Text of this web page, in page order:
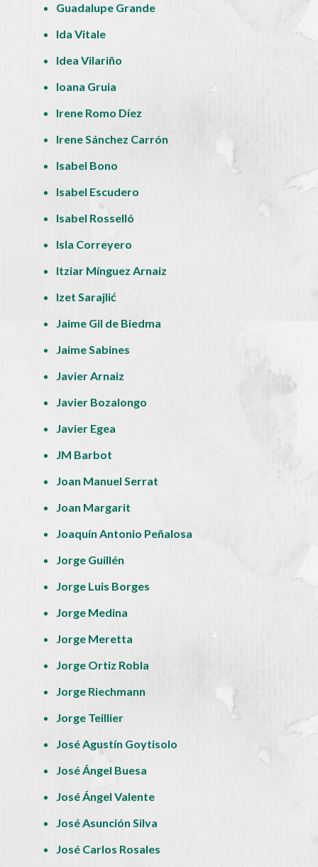
Guadalupe Grande
Ida Vitale
Idea Vilariño
Ioana Gruia
Irene Romo Díez
Irene Sánchez Carrón
Isabel Bono
Isabel Escudero
Isabel Rosselló
Isla Correyero
Itziar Mínguez Arnaiz
Izet Sarajlić
Jaime Gil de Biedma
Jaime Sabines
Javier Arnaiz
Javier Bozalongo
Javier Egea
JM Barbot
Joan Manuel Serrat
Joan Margarit
Joaquín Antonio Peñalosa
Jorge Guillén
Jorge Luis Borges
Jorge Medina
Jorge Meretta
Jorge Ortiz Robla
Jorge Riechmann
Jorge Teillier
José Agustín Goytisolo
José Ángel Buesa
José Ángel Valente
José Asunción Silva
José Carlos Rosales